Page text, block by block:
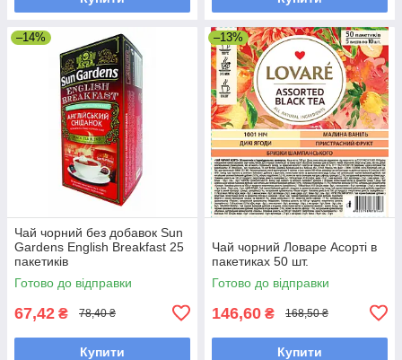
–14%
Чай чорний без добавок Sun
Gardens English Breakfast 25
пакетиків
Готово до відправки
67,42 ₴ 78,40 ₴
Купити
–13%
Чай чорний Ловаре Асорті в
пакетиках 50 шт.
Готово до відправки
146,60 ₴ 168,50 ₴
Купити